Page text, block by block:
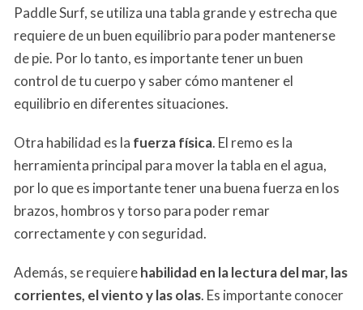
Paddle Surf, se utiliza una tabla grande y estrecha que
requiere de un buen equilibrio para poder mantenerse
de pie. Por lo tanto, es importante tener un buen
control de tu cuerpo y saber cómo mantener el
equilibrio en diferentes situaciones.
Otra habilidad es la fuerza física. El remo es la
herramienta principal para mover la tabla en el agua,
por lo que es importante tener una buena fuerza en los
brazos, hombros y torso para poder remar
correctamente y con seguridad.
Además, se requierehabilidad en la lectura del mar, las
corrientes, el viento y las olas. Es importante conocer